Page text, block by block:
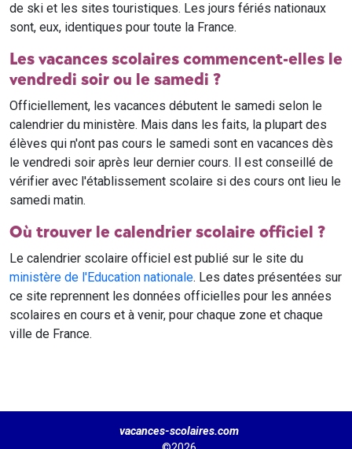
de ski et les sites touristiques. Les jours fériés nationaux
sont, eux, identiques pour toute la France.
Les vacances scolaires commencent-elles le
vendredi soir ou le samedi ?
Officiellement, les vacances débutent le samedi selon le
calendrier du ministère. Mais dans les faits, la plupart des
élèves qui n'ont pas cours le samedi sont en vacances dès
le vendredi soir après leur dernier cours. Il est conseillé de
vérifier avec l'établissement scolaire si des cours ont lieu le
samedi matin.
Où trouver le calendrier scolaire officiel ?
Le calendrier scolaire officiel est publié sur le site du
ministère de l'Education nationale. Les dates présentées sur
ce site reprennent les données officielles pour les années
scolaires en cours et à venir, pour chaque zone et chaque
ville de France.
vacances-scolaires.com